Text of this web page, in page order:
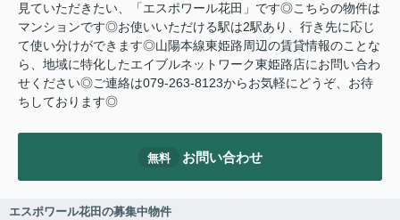
見ていただきたい、「エスポワール花田」です◎こちらの物件は
マンションです◎お使いいただける駅は2駅あり、行き先に応じ
て使い分けができます◎山陽本線東姫路周辺の賃貸情報のことな
ら、地域に特化したエイブルネットワーク東姫路店にお問い合わ
せください◎ご連絡は079-263-8123からお気軽にどうぞ、お待
ちしております◎
無料 お問い合わせ
エスポワール花田の募集中物件